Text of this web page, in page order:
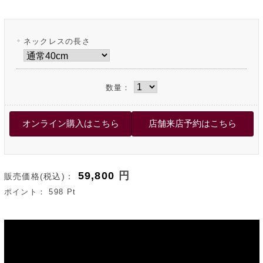
ネックレスの長さ
数量：
販売価格(税込)： 59,800 円
ポイント：598 Pt